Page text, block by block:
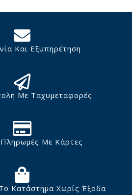
Και Εξυπηρέτηση
Με Ταχυμεταφορές
Με Κάρτες
Κατάστημα Χωρίς Έξοδα